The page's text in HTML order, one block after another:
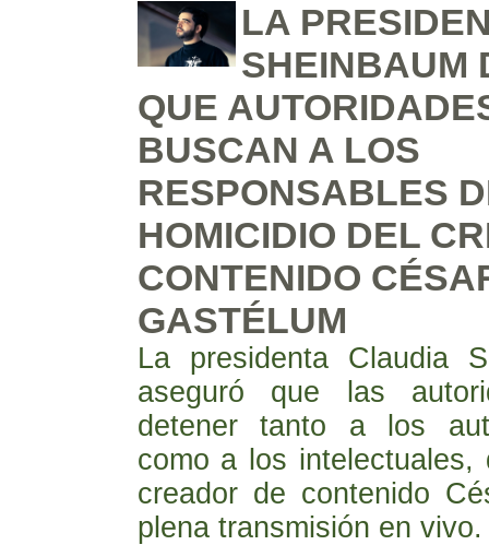
LA
SHEINBAUM
QUE
BUSCAN A LOS
RESPONSABLES
HOMICIDIO DEL
CONTENIDO
GASTÉLUM
La presidenta Claudia
aseguró que las
detener tanto a los
como a los intelectuales,
creador de contenido
plena transmisión en vivo.